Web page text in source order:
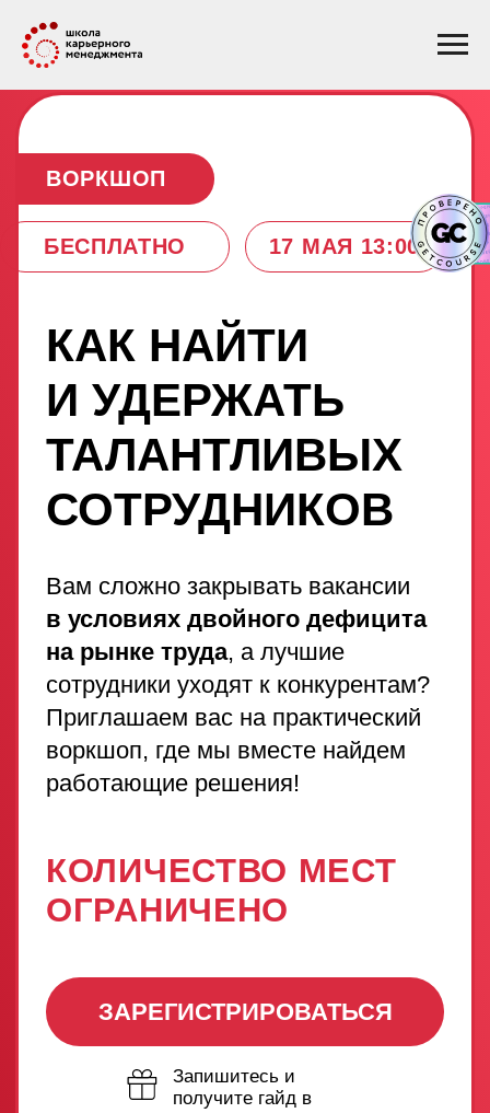
Вам сложно закрывать вакансии
в условиях двойного дефицита
на рынке труда, а лучшие
Приглашаем вас на практический
воркшоп, где мы вместе найдем
КОЛИЧЕСТВО МЕСТ
ОГРАНИЧЕНО
получите гайд в
подарок
КАК НАЙТИ
ТАЛАНТЛИВЫХ
СОТРУДНИКОВ
ЗАРЕГИСТРИРОВАТЬСЯ
17 МАЯ 13:00
БЕСПЛАТНО